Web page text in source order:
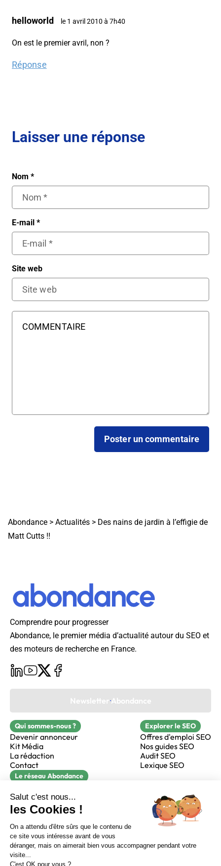
Sur LinkedIn Sur Youtube
Sur X Sur Facebook
helloworld le 1 avril 2010 à 7h40
On est le premier avril, non ?
Réponse
Laisser une réponse
Nom *
E-mail *
Site web
Abondance > Actualités > Des nains de jardin à l’effigie de
Matt Cutts !!
Comprendre pour progresser
Abondance, le premier média d’actualité autour du SEO et
des moteurs de recherche en France.
Newsletter Abondance
Qui sommes-nous ?
Devenir annonceur
Kit Média
La rédaction
Contact
Explorer le SEO
Offres d'emploi SEO
Nos guides SEO
Audit SEO
Lexique SEO
Le réseau Abondance
Réacteur
alfie formation